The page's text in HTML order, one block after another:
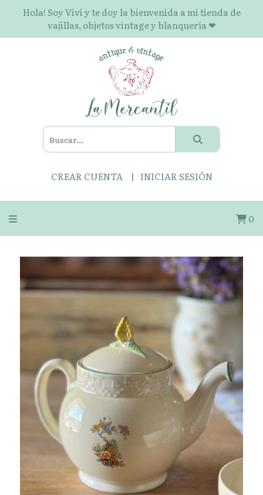
Hola! Soy Vivi y te doy la bienvenida a mi tienda de
vajillas, objetos vintage y blanquería ❤
CREAR CUENTA INICIAR SESIÓN
0